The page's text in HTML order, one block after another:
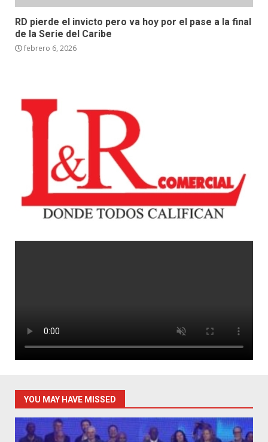
RD pierde el invicto pero va hoy por el pase a la final
de la Serie del Caribe
febrero 6, 2026
YOU MAY HAVE MISSED